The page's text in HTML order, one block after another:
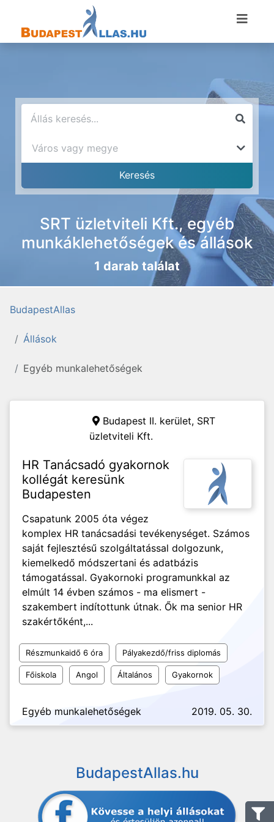
SRT üzletviteli Kft., egyéb
munkáklehetőségek és állások
1 darab találat
BudapestAllas
Állások
Egyéb munkalehetőségek
Budapest II. kerület, SRT
üzletviteli Kft.
HR Tanácsadó gyakornok
kollégát keresünk
Budapesten
Csapatunk 2005 óta végez
komplex HR tanácsadási tevékenységet. Számos
saját fejlesztésű szolgáltatással dolgozunk,
kiemelkedő módszertani és adatbázis
támogatással. Gyakornoki programunkkal az
elmúlt 14 évben számos - ma elismert -
szakembert indítottunk útnak. Ők ma senior HR
szakértőként,...
Részmunkaidő 6 óra Pályakezdő/friss diplomás
Főiskola Angol Általános Gyakornok
Egyéb munkalehetőségek 2019. 05. 30.
BudapestAllas.hu